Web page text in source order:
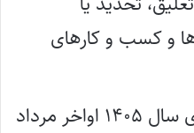
و کسب و کارهای
نتایج نهایی آزمون دکتری سال ۱۴۰۵ اواخر مرداد